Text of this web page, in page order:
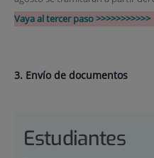
Vaya al tercer paso >>>>>>>>>>>
3. Envío de documentos
Estudiantes